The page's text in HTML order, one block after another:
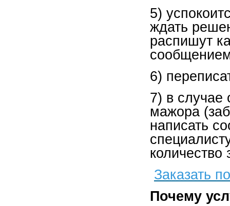
5)
ждать
распишут
6)
7) в случае
мажора
написать
количество
Заказать
Почему